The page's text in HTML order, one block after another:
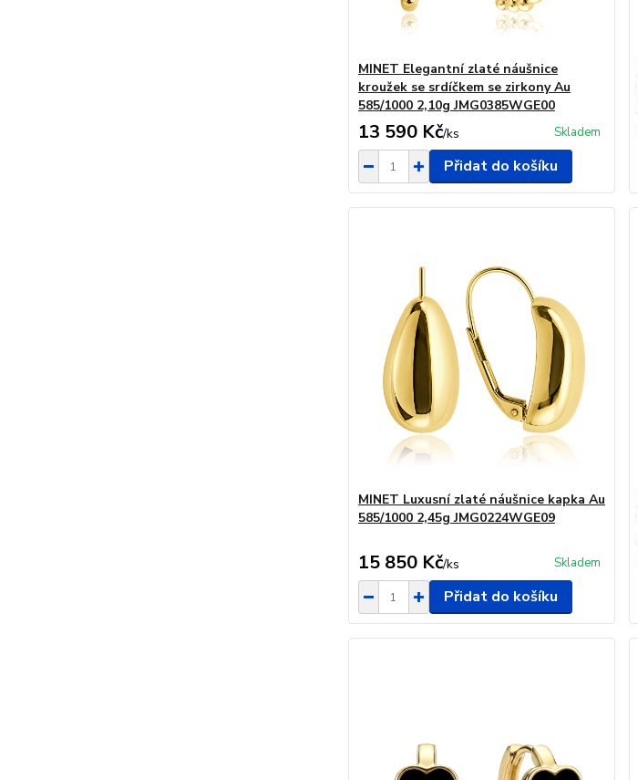
MINET Elegantní zlaté náušnice
kroužek se srdíčkem se zirkony Au
585/1000 2,10g JMG0385WGE00
13 590 Kč/ks Skladem
Přidat do košíku
MINET Luxusní zlaté náušnice kapka Au
585/1000 2,45g JMG0224WGE09
15 850 Kč/ks Skladem
Přidat do košíku